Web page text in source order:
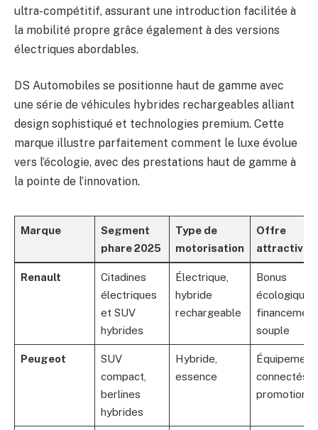
ultra-compétitif, assurant une introduction facilitée à
la mobilité propre grâce également à des versions
électriques abordables.
DS Automobiles se positionne haut de gamme avec
une série de véhicules hybrides rechargeables alliant
design sophistiqué et technologies premium. Cette
marque illustre parfaitement comment le luxe évolue
vers l’écologie, avec des prestations haut de gamme à
la pointe de l’innovation.
Marque
Segment
phare 2025
Type de
motorisation
Offre
attractive
Renault
Citadines
électriques
et SUV
hybrides
Électrique,
hybride
rechargeable
Bonus
écologique,
financement
souple
Peugeot
SUV
compact,
berlines
hybrides
Hybride,
essence
connectés,
promotions